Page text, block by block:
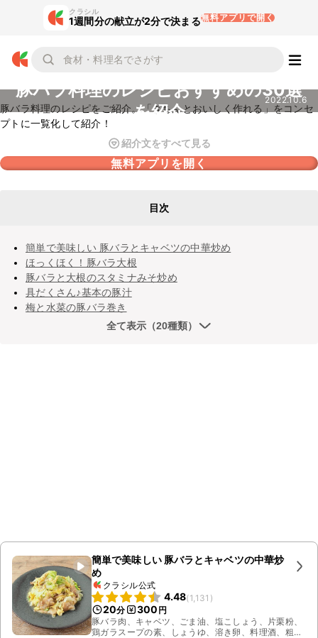
クラシル
1週間分の献立が2分で決まる無料アプリで開く
豚バラ料理のレシピおすすめの30選
を紹介
2022.10.6
豚バラ料理のレシピをご紹介。「きちんとおいしく作れる」をコンセ
プトに一覧化して紹介！
紹介文をすべて見る
無料アプリを開く
目次
簡単で美味しい 豚バラとキャベツの中華炒め
ほっくほく！豚バラ大根
豚バラと大根のスタミナみそ炒め
具だくさん♪基本の豚汁
梅と水菜の豚バラ巻き
全て表示（20種類）
簡単で美味しい 豚バラとキャベツの中華炒
め
クラシル公式
4.48(1,131 )
20分 300 円
豚バラ肉、キャベツ、ごま油、塩こしょう、片栗粉、
鶏ガラスープの素、しょうゆ、溶き卵、料理酒、粗挽